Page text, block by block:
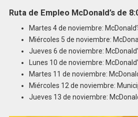
Ruta de Empleo McDonald’s de
Martes 4 de noviembre:
Miércoles 5 de noviembre:
Jueves 6 de noviembre:
Lunes 10 de noviembre:
Martes 11 de noviembre:
Miércoles 12 de noviembre:
Jueves 13 de noviembre: